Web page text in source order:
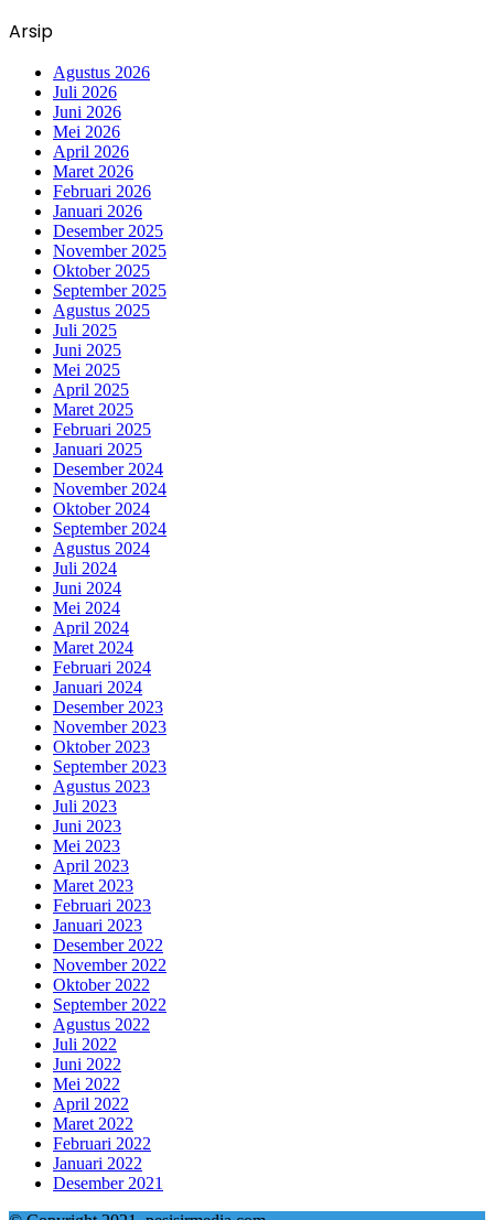
Arsip
Agustus 2026
Juli 2026
Juni 2026
Mei 2026
April 2026
Maret 2026
Februari 2026
Januari 2026
Desember 2025
November 2025
Oktober 2025
September 2025
Agustus 2025
Juli 2025
Juni 2025
Mei 2025
April 2025
Maret 2025
Februari 2025
Januari 2025
Desember 2024
November 2024
Oktober 2024
September 2024
Agustus 2024
Juli 2024
Juni 2024
Mei 2024
April 2024
Maret 2024
Februari 2024
Januari 2024
Desember 2023
November 2023
Oktober 2023
September 2023
Agustus 2023
Juli 2023
Juni 2023
Mei 2023
April 2023
Maret 2023
Februari 2023
Januari 2023
Desember 2022
November 2022
Oktober 2022
September 2022
Agustus 2022
Juli 2022
Juni 2022
Mei 2022
April 2022
Maret 2022
Februari 2022
Januari 2022
Desember 2021